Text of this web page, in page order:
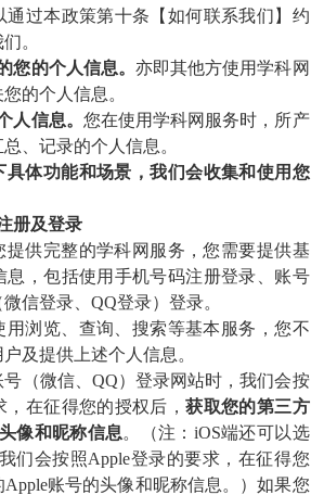
通过本政策第十条【如何联系我们】约
。
您的个人信息。 亦即其他方使用学科网
的个人信息。
人信息。 您在使用学科网服务时，所产
、记录的个人信息。
具体功能和场景 ，我们会收集和使用您
册及登录
提供完整的学科网服务，您需要提供基
息，包括使用手机号码注册登录、账号
信登录、QQ登录）登录。
用浏览、查询、搜索等基本服务，您不
及提供上述个人信息。
（微信、QQ）登录网站时，我们会按
，在征得您的授权后，获取您的第三方
像和昵称信息。（注：iOS端还可以选
们会按照Apple登录的要求，在征得您
账号的头像和昵称信息。）如果您